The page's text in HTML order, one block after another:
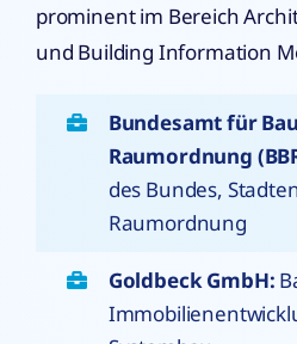
prominent im Bereich
und Building Information
Bundesamt für
Raumordnung
des Bundes,
Raumordnung
Goldbeck GmbH: